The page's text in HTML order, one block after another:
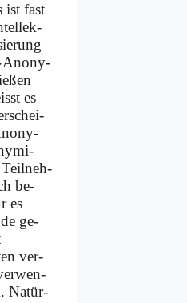
ist fast
es
Teil­neh­
be­
es
ge­
ver­
Na­tür­